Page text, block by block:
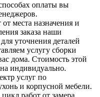
оплаты вы
места назначения и
заказа наши
уточнения деталей
услугу сборки
дома. Стоимость этой
индивидуально.
услуг по
и корпусной мебели.